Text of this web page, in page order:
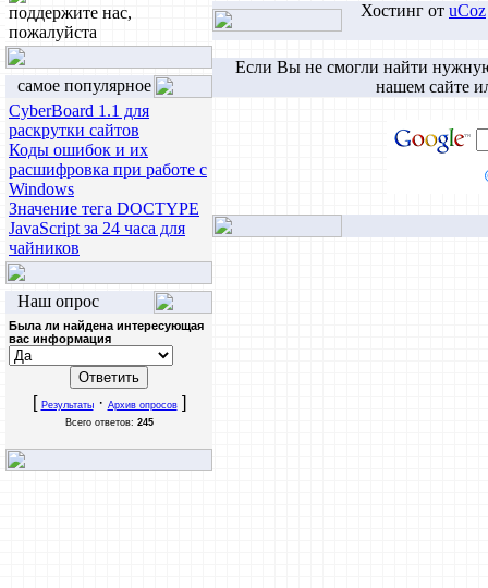
поддержите нас,
пожалуйста
самое популярное
CyberBoard 1.1 для
раскрутки сайтов
Коды ошибок и их
расшифровка при работе с
Windows
Значение тега DOCTYPE
JavaScript за 24 часа для
чайников
Наш опрос
Была ли найдена интересующая
вас информация
[ Результаты· Архив опросов]
Всего ответов: 245
Хостинг от uCoz
Если Вы не смогли найти
нашем сайте